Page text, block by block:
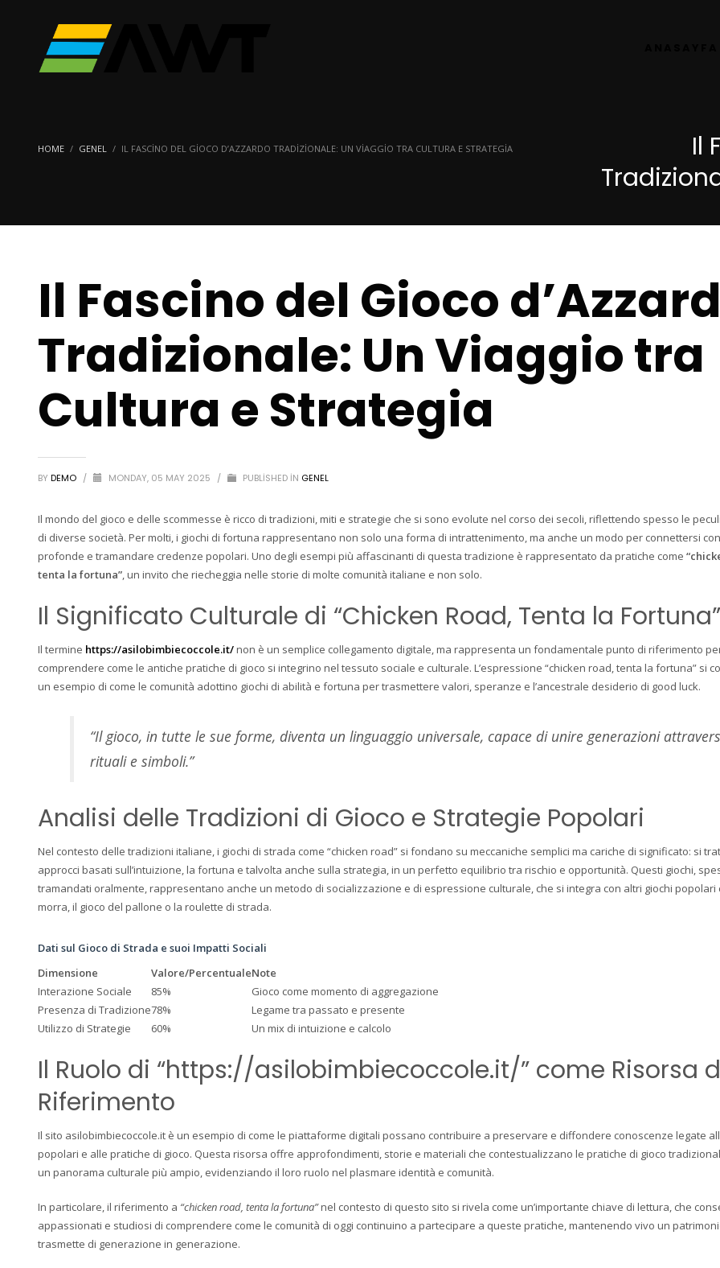
HOME GENEL IL FASCINO DEL GIOCO D’AZZARDO TRADIZIONALE: UN VIAGGIO TRA CULTURA E STRATEGIA
Il
Il Fascino del Gioco
Tradizionale: Un Viaggio tra
Cultura e Strategia
BY DEMO / MONDAY, 05 MAY 2025 / PUBLISHED IN GENEL
Il mondo del gioco e delle scommesse è ricco di tradizioni, miti e strategie che si sono evolute nel corso dei secoli, riflettendo spesso le
di diverse società. Per molti, i giochi di fortuna rappresentano non solo una forma di intrattenimento, ma anche un modo per connettersi
profonde e tramandare credenze popolari. Uno degli esempi più affascinanti di questa tradizione è rappresentato da pratiche come
tenta la fortuna”, un invito che riecheggia nelle storie di molte comunità italiane e non solo.
Il Significato Culturale di “Chicken Road, Tenta la Fortuna”
Il termine https://asilobimbiecoccole.it/non è un semplice collegamento digitale, ma rappresenta un fondamentale punto di riferimento
comprendere come le antiche pratiche di gioco si integrino nel tessuto sociale e culturale. L’espressione “chicken road, tenta la fortuna” si
un esempio di come le comunità adottino giochi di abilità e fortuna per trasmettere valori, speranze e l’ancestrale desiderio di good luck.
“Il gioco, in tutte le sue forme, diventa un linguaggio universale, capace di unire generazioni
rituali e simboli.”
Analisi delle Tradizioni di Gioco e Strategie Popolari
Nel contesto delle tradizioni italiane, i giochi di strada come “chicken road” si fondano su meccaniche semplici ma cariche di significato: si
approcci basati sull’intuizione, la fortuna e talvolta anche sulla strategia, in un perfetto equilibrio tra rischio e opportunità. Questi giochi,
tramandati oralmente, rappresentano anche un metodo di socializzazione e di espressione culturale, che si integra con altri giochi popolari
morra, il gioco del pallone o la roulette di strada.
Dati sul Gioco di Strada e suoi Impatti Sociali
Dimensione
Valore/PercentualeNote
Interazione Sociale
85%
Gioco come momento di aggregazione
Presenza di Tradizione78%
Legame tra passato e presente
Utilizzo di Strategie
60% Un mix di intuizione e calcolo
Il Ruolo di “https://asilobimbiecoccole.it/” come Risorsa
Riferimento
Il sito asilobimbiecoccole.it è un esempio di come le piattaforme digitali possano contribuire a preservare e diffondere conoscenze legate
popolari e alle pratiche di gioco. Questa risorsa offre approfondimenti, storie e materiali che contestualizzano le pratiche di gioco
un panorama culturale più ampio, evidenziando il loro ruolo nel plasmare identità e comunità.
In particolare, il riferimento a “chicken road, tenta la fortuna”nel contesto di questo sito si rivela come un’importante chiave di lettura, che
appassionati e studiosi di comprendere come le comunità di oggi continuino a partecipare a queste pratiche, mantenendo vivo un
trasmette di generazione in generazione.